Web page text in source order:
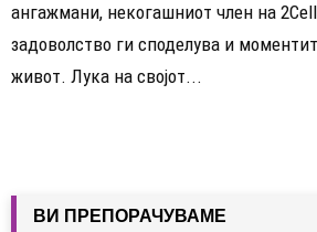
ангажмани, некогашниот член на
задоволство ги споделува и
живот. Лука на својот...
ВИ ПРЕПОРАЧУВАМЕ